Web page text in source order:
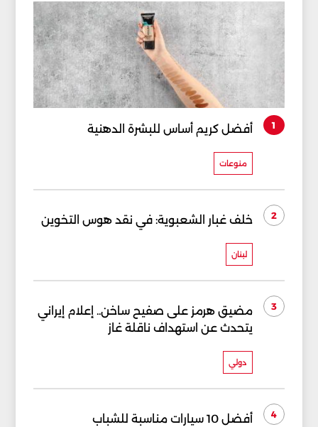
1 أفضل كريم أساس للبشرة الدهنية
منوعات
2 خلف غبار الشعبوية: في نقد هوس التخوين
لبنان
3
مضيق هرمز على صفيح ساخن.. إعلام إيراني
يتحدث عن استهداف ناقلة غاز
دولي
4 أفضل 10 سيارات مناسبة للشباب